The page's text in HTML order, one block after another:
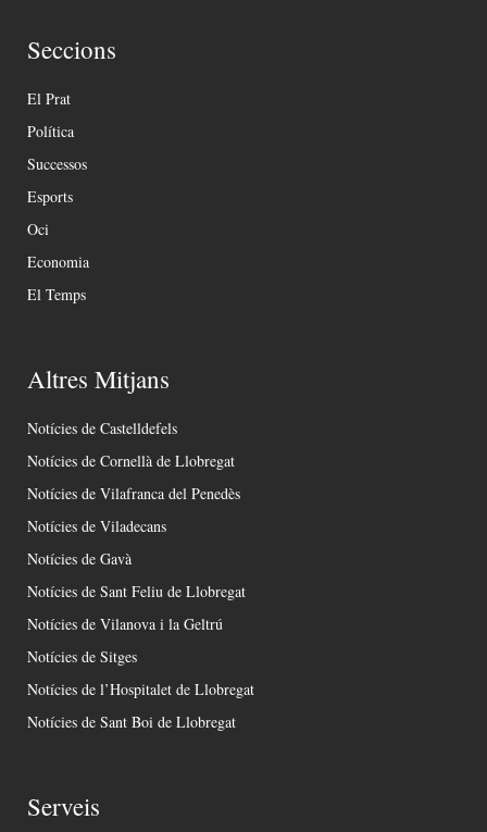
Seccions
El Prat
Política
Successos
Esports
Oci
Economia
El Temps
Altres Mitjans
Notícies de Castelldefels
Notícies de Cornellà de Llobregat
Notícies de Vilafranca del Penedès
Notícies de Viladecans
Notícies de Gavà
Notícies de Sant Feliu de Llobregat
Notícies de Vilanova i la Geltrú
Notícies de Sitges
Notícies de l’Hospitalet de Llobregat
Notícies de Sant Boi de Llobregat
Serveis